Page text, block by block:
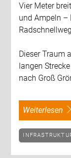
Vier Meter
und Ampeln –
Dieser Traum
langen
nach Groß
weiterlesen